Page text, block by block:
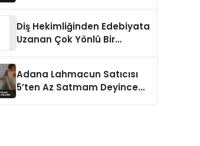
Diş Hekimliğinden Edebiyata
Uzanan Çok Yönlü Bir
Adana Lahmacun Satıcısı
5’ten Az Satmam Deyince